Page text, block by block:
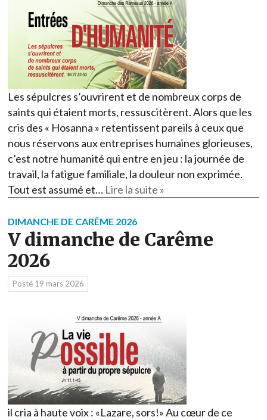
Les sépulcres s’ouvrirent et de nombreux corps de
saints qui étaient morts, ressuscitèrent. Alors que les
cris des « Hosanna » retentissent pareils à ceux que
nous réservons aux entreprises humaines glorieuses,
c’est notre humanité qui entre en jeu : la journée de
travail, la fatigue familiale, la douleur non exprimée.
Tout est assumé et… Lire la suite »
DIMANCHE DE CARÊME 2026
V dimanche de Carême
2026
Posté 19 mars 2026
il cria à haute voix : «Lazare, sors!» Au cœur de ce